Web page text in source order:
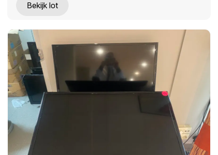
Bekijk lot